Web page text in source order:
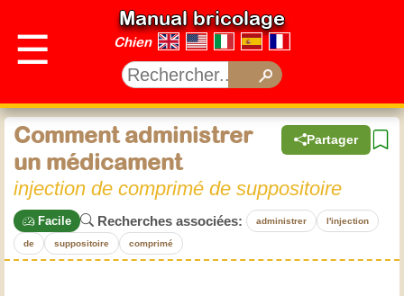
☰
Manual bricolage
Chien
Partager
Comment administrer
un médicament
injection de comprimé de suppositoire
Facile Recherches associées: administrer l'injection
de suppositoire comprimé